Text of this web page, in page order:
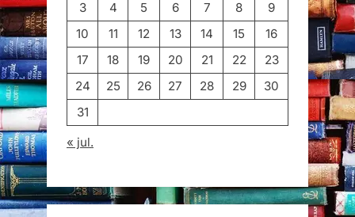
3
4 5 6 7 8
9
10
11 12 13 14 15
16
17
18 19 20 21 22
23
24
25 26 27 28 29
30
31
« jul.